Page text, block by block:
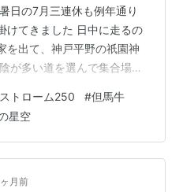
日の7月三連休も例年通り
けてきました 日中に走るの
を出て、神戸平野の祇園神
が多い道を選んで集合場所
を見るとあと一人は遅れそ
事前に伝えてる次のポイ
の店 本店 お肉の特売日な
をゲット いつもはコロッケ
欲が無いので今回は見送
トローム250 #但馬牛
星空
月前